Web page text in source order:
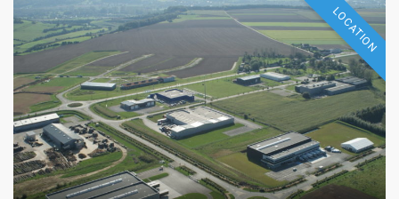
LOCATION